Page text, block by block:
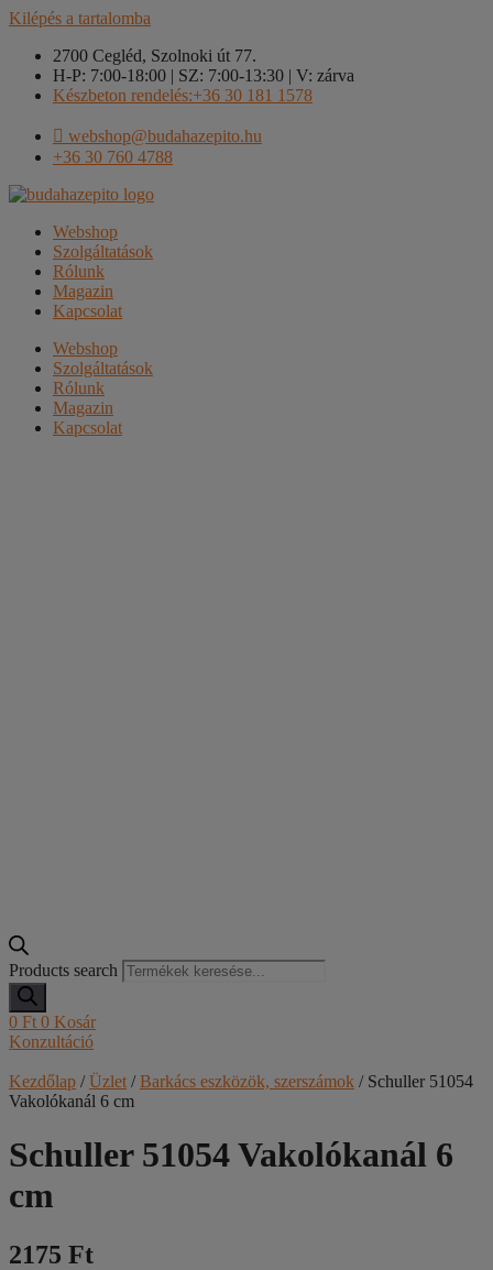
Kilépés a tartalomba
2700 Cegléd, Szolnoki út 77.
H-P: 7:00-18:00 | SZ: 7:00-13:30 | V: zárva
Készbeton rendelés:+36 30 181 1578
webshop@budahazepito.hu
+36 30 760 4788
Webshop
Szolgáltatások
Rólunk
Magazin
Kapcsolat
Webshop
Szolgáltatások
Rólunk
Magazin
Kapcsolat
Products search
0 Ft 0 Kosár
Konzultáció
Kezdőlap /Üzlet /Barkács eszközök, szerszámok / Schuller 51054
Vakolókanál 6 cm
Schuller 51054 Vakolókanál 6
cm
2175 Ft